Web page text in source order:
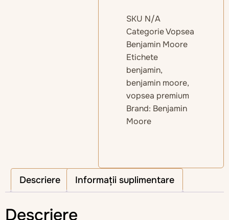
SKU N/A
CategorieVopsea
Benjamin Moore
Etichete
benjamin,
benjamin moore,
vopsea premium
Brand: Benjamin
Moore
Descriere Informații suplimentare
Descriere